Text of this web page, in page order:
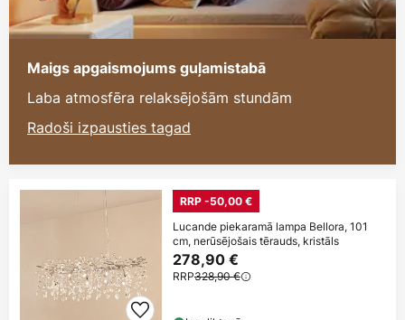
Maigs apgaismojums guļamistabā
Laba atmosfēra relaksējošām stundām
Radoši izpausties tagad
RRP -50,00 €
Lucande piekaramā lampa Bellora, 101
cm, nerūsējošais tērauds, kristāls
278,90 €
RRP328,90 €